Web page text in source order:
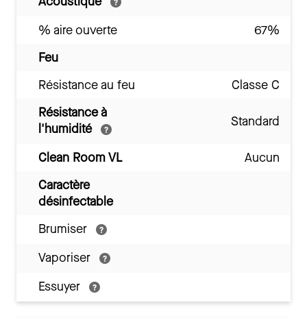
% aire ouverte
67%
Feu
Résistance au feu
Classe C
Résistance à
l'humidité
Standard
Clean Room VL
Aucun
Caractère
désinfectable
Brumiser
Vaporiser
Essuyer